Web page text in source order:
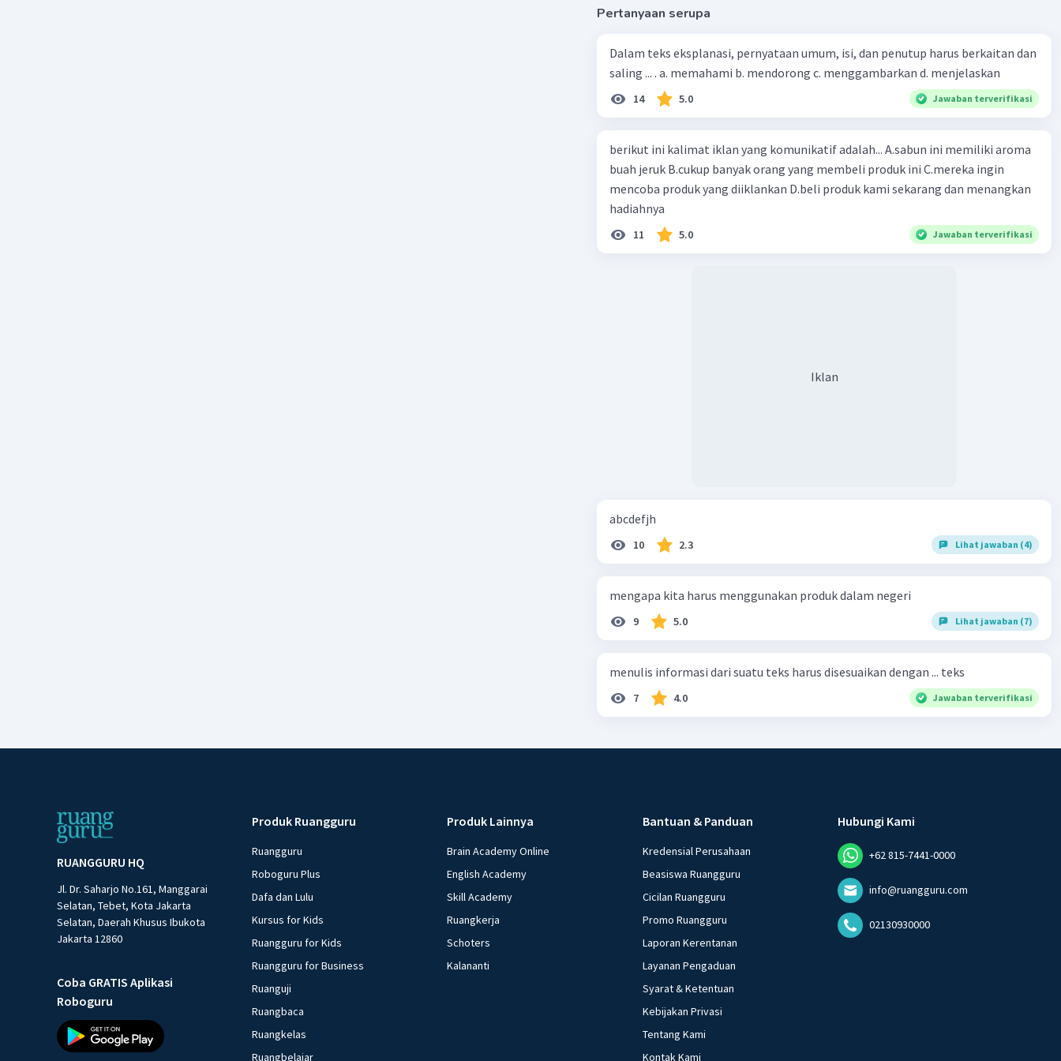
Pertanyaan serupa
Dalam teks eksplanasi, pernyataan umum, isi, dan penutup harus berkaitan dan
saling ... . a. memahami b. mendorong c. menggambarkan d. menjelaskan
14 5.0 Jawaban terverifikasi
berikut ini kalimat iklan yang komunikatif adalah... A.sabun ini memiliki aroma
buah jeruk B.cukup banyak orang yang membeli produk ini C.mereka ingin
mencoba produk yang diiklankan D.beli produk kami sekarang dan menangkan
hadiahnya
11 5.0 Jawaban terverifikasi
Iklan
abcdefjh
10 2.3 Lihat jawaban (4)
mengapa kita harus menggunakan produk dalam negeri
9 5.0 Lihat jawaban (7)
menulis informasi dari suatu teks harus disesuaikan dengan ... teks
7 4.0 Jawaban terverifikasi
RUANGGURU HQ
Jl. Dr. Saharjo No.161, Manggarai
Selatan, Tebet, Kota Jakarta
Selatan, Daerah Khusus Ibukota
Jakarta 12860
Coba GRATIS Aplikasi
Roboguru
Produk Ruangguru
Ruangguru
Roboguru Plus
Dafa dan Lulu
Kursus for Kids
Ruangguru for Kids
Ruangguru for Business
Ruanguji
Ruangbaca
Ruangkelas
Ruangbelajar
Produk Lainnya
Brain Academy Online
English Academy
Skill Academy
Ruangkerja
Schoters
Kalananti
Bantuan & Panduan
Kredensial Perusahaan
Beasiswa Ruangguru
Cicilan Ruangguru
Promo Ruangguru
Laporan Kerentanan
Layanan Pengaduan
Syarat & Ketentuan
Kebijakan Privasi
Tentang Kami
Kontak Kami
Hubungi Kami
+62 815-7441-0000
info@ruangguru.com
02130930000